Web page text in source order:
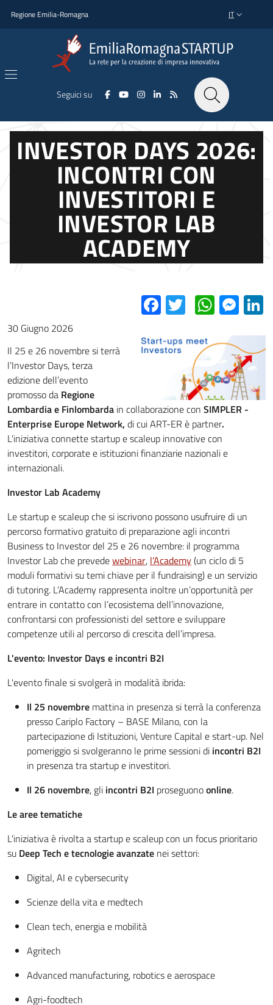
Regione Emilia-Romagna SELETTORE
IT
Seguici su
INVESTOR DAYS 2026:
INCONTRI CON
INVESTITORI E
INVESTOR LAB
ACADEMY
Facebook
Twitter
30 Giugno 2026
Il 25 e 26 novembre si terrà
l’Investor Days, terza
edizione dell’evento
promosso da Regione
Lombardia e Finlombarda in collaborazione con SIMPLER -
Enterprise Europe Network, di cui ART-ER è partner.
L'iniziativa connette startup e scaleup innovative con
investitori, corporate e istituzioni finanziarie nazionali e
internazionali.
Investor Lab Academy
Le startup e scaleup che si iscrivono possono usufruire di un
percorso formativo gratuito di preparazione agli incontri
Business to Investor del 25 e 26 novembre: il programma
Investor Lab che prevedewebinar, l’Academy(un ciclo di 5
moduli formativi su temi chiave per il fundraising) e un servizio
di tutoring. L’Academy rappresenta inoltre un’opportunità per
entrare in contatto con l’ecosistema dell’innovazione,
confrontarsi con professionisti del settore e sviluppare
competenze utili al percorso di crescita dell’impresa.
L'evento: Investor Days e incontri B2I
L'evento finale si svolgerà in modalità ibrida:
Il 25 novembre mattina in presenza si terrà la conferenza
presso Cariplo Factory – BASE Milano, con la
partecipazione di Istituzioni, Venture Capital e start-up. Nel
pomeriggio si svolgeranno le prime sessioni di incontri B2I
in presenza tra startup e investitori.
Il 26 novembre, gli incontri B2I proseguonoonline.
Le aree tematiche
L'iniziativa è rivolta a startup e scaleup con un focus prioritario
su Deep Tech e tecnologie avanzate nei settori:
Digital, AI e cybersecurity
Scienze della vita e medtech
Clean tech, energia e mobilità
Agritech
Advanced manufacturing, robotics e aerospace
Agri-foodtech